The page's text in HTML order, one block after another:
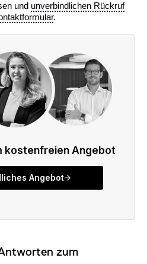
und unverbindlichen Rückruf
.
zum